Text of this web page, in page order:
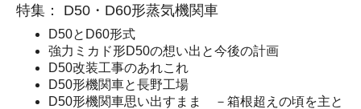
特集： D50・D60形蒸気機関車
D50とD60形式
強力ミカド形D50の想い出と今後の計画
D50改装工事のあれこれ
D50形機関車と長野工場
D50形機関車思い出すまま －箱根超えの頃を主と